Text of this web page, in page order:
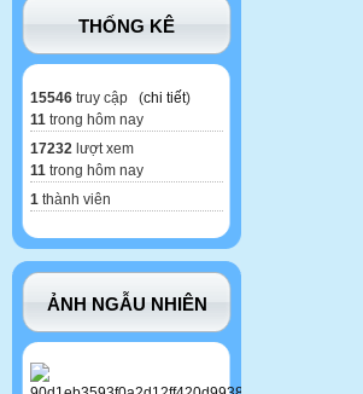
THỐNG KÊ
15546 truy cập (chi tiết)
11 trong hôm nay
17232 lượt xem
11 trong hôm nay
1 thành viên
ẢNH NGẪU NHIÊN